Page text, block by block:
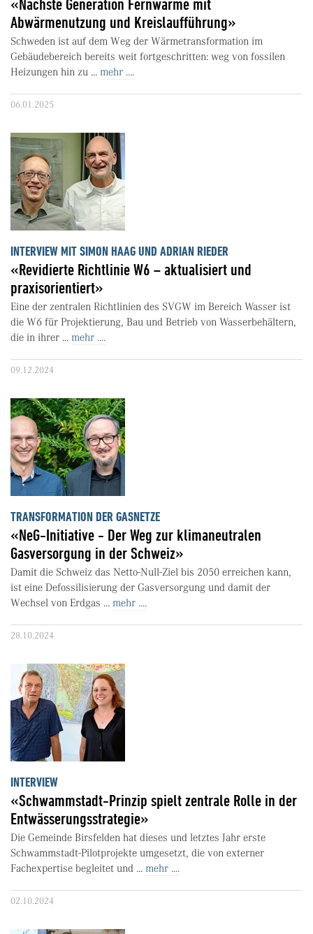
«Nächste Generation Fernwärme mit
Abwärmenutzung und Kreislaufführung»
Schweden ist auf dem Weg der Wärmetransformation im
Gebäudebereich bereits weit fortgeschritten: weg von fossilen
Heizungen hin zu ... mehr ....
06.01.2025
INTERVIEW MIT SIMON HAAG UND ADRIAN RIEDER
«Revidierte Richtlinie W6 – aktualisiert und
praxisorientiert»
Eine der zentralen Richtlinien des SVGW im Bereich Wasser ist
die W6 für Projektierung, Bau und Betrieb von Wasserbehältern,
die in ihrer ... mehr ....
09.12.2024
TRANSFORMATION DER GASNETZE
«NeG-Initiative - Der Weg zur klimaneutralen
Gasversorgung in der Schweiz»
Damit die Schweiz das Netto-Null-Ziel bis 2050 erreichen kann,
ist eine Defossilisierung der Gasversorgung und damit der
Wechsel von Erdgas ... mehr ....
28.10.2024
INTERVIEW
«Schwammstadt-Prinzip spielt zentrale Rolle in der
Entwässerungsstrategie»
Die Gemeinde Birsfelden hat dieses und letztes Jahr erste
Schwammstadt-Pilotprojekte umgesetzt, die von externer
Fachexpertise begleitet und ... mehr ....
02.10.2024